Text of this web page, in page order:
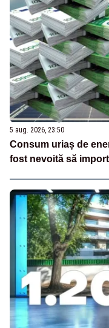
5 aug. 2026, 23:50
Consum uriaș de
fost nevoită să